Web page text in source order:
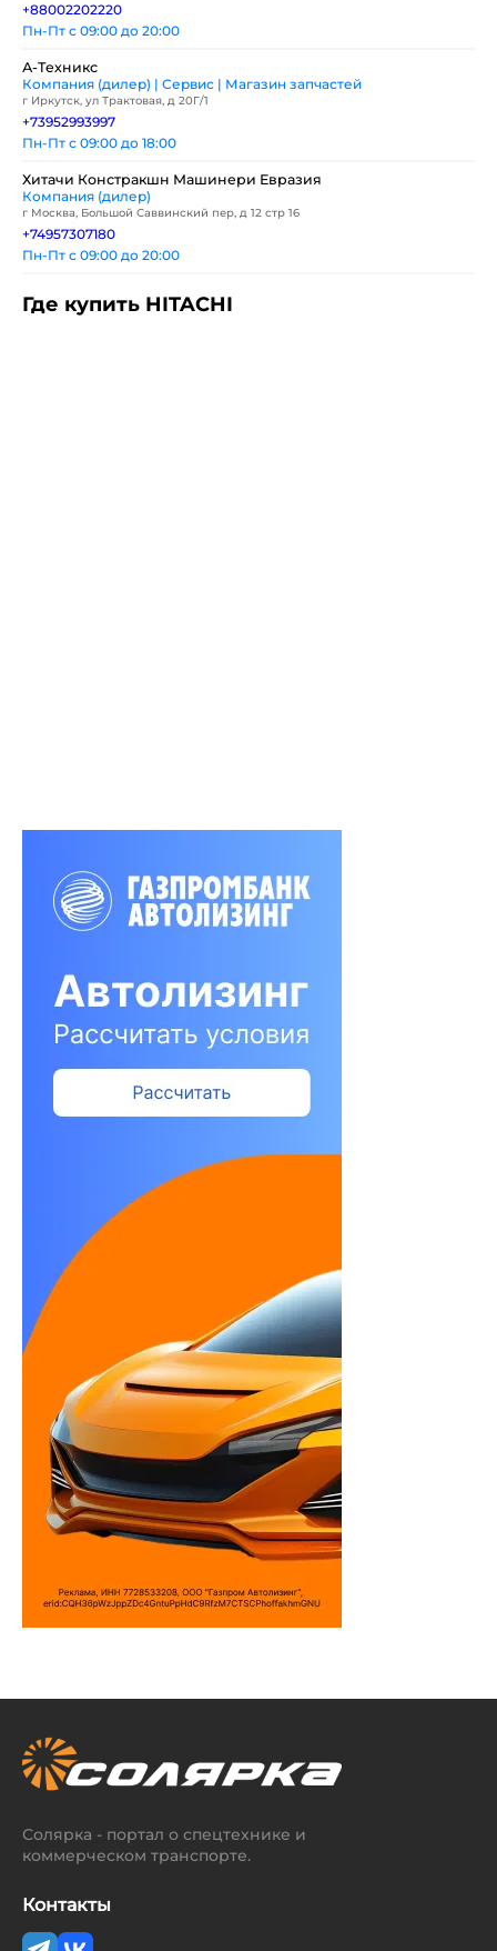
+88002202220
Пн-Пт с 09:00 до 20:00
А-Техникс
Компания (дилер) | Сервис | Магазин запчастей
г Иркутск, ул Трактовая, д 20Г/1
+73952993997
Пн-Пт с 09:00 до 18:00
Хитачи Констракшн Машинери Евразия
Компания (дилер)
г Москва, Большой Саввинский пер, д 12 стр 16
+74957307180
Пн-Пт с 09:00 до 20:00
Где купить HITACHI
Солярка - портал о спецтехнике и
коммерческом транспорте.
Контакты